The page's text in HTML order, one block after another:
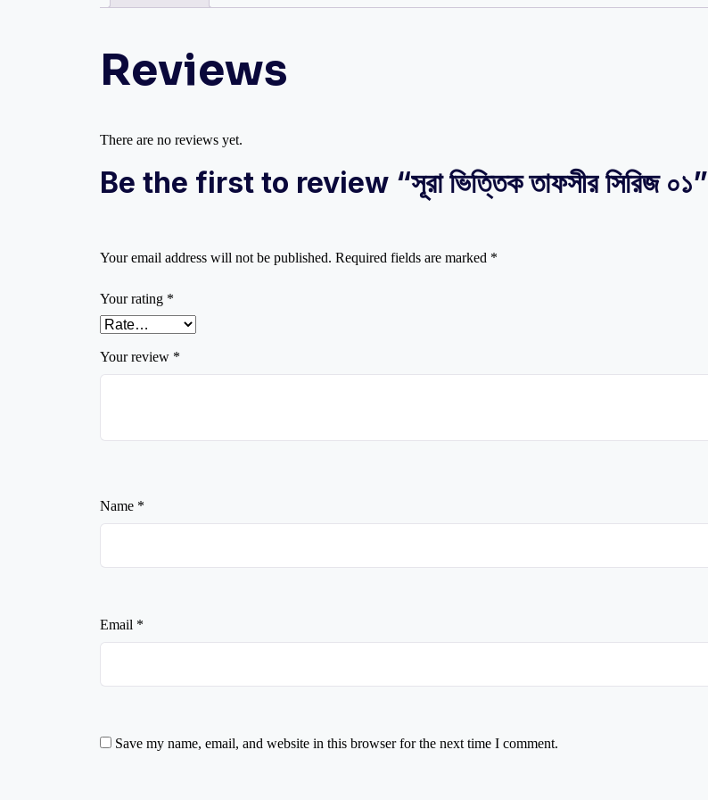
Reviews
There are no reviews yet.
Be the first to review “সূরা ভিত্তিক তাফসীর সিরিজ ০১”
Your email address will not be published. Required fields are marked *
Your rating *
Your review *
Name *
Email *
Save my name, email, and website in this browser for the next time I comment.